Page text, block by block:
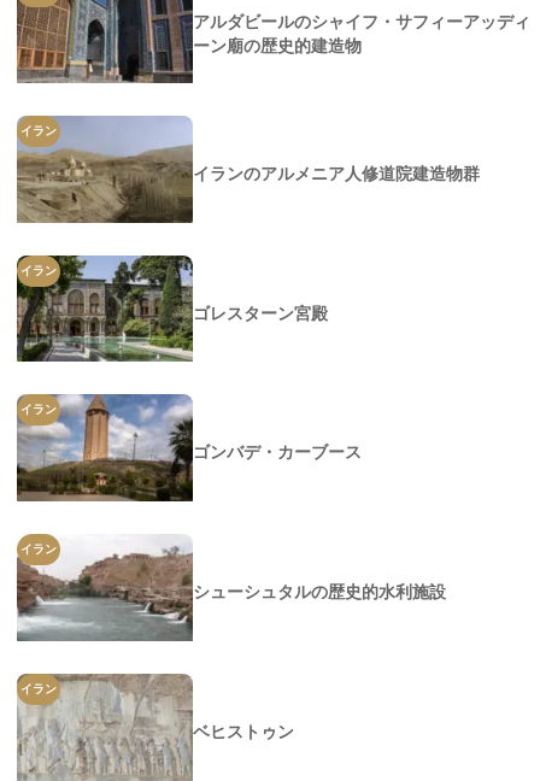
アルダビールのシャイフ・サフィーアッディ
ーン廟の歴史的建造物
イラン
イランのアルメニア人修道院建造物群
イラン
ゴレスターン宮殿
イラン
ゴンバデ・カーブース
イラン
シューシュタルの歴史的水利施設
イラン
ベヒストゥン